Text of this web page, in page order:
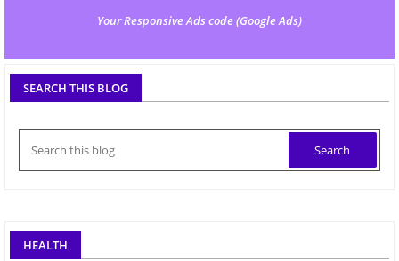
Your Responsive Ads code (Google Ads)
SEARCH THIS BLOG
HEALTH